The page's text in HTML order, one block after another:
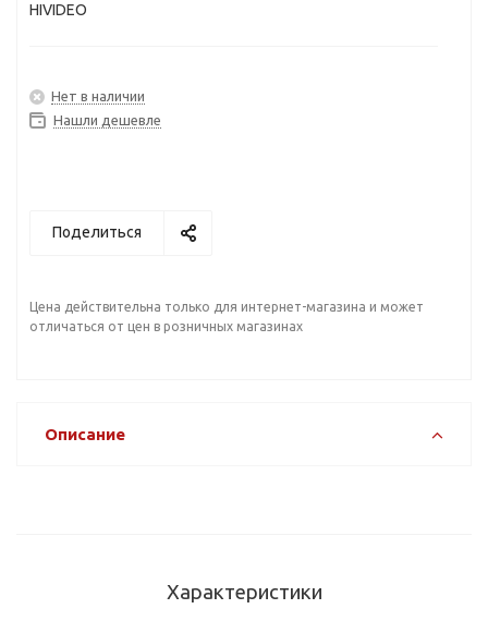
HIVIDEO
Нет в наличии
Нашли дешевле
Поделиться
Цена действительна только для интернет-магазина и может
отличаться от цен в розничных магазинах
Описание
Характеристики